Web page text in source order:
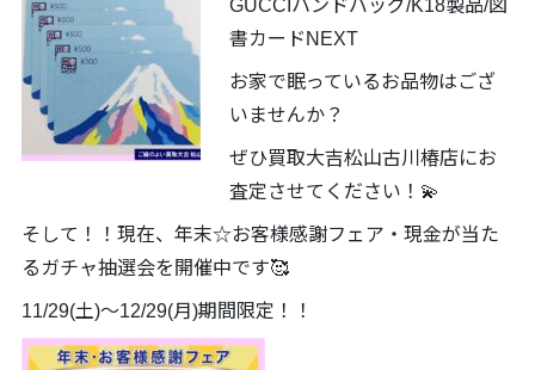
GUCCIハンドバッグ/K18製品/図
書カードNEXT
お家で眠っているお品物はござ
いませんか？
ぜひ買取大吉松山古川椿店にお
査定させてください！💫
そして！！現在、年末☆お客様感謝フェア・現金が当た
るガチャ抽選会を開催中です🥰
11/29(土)～12/29(月)期間限定！！